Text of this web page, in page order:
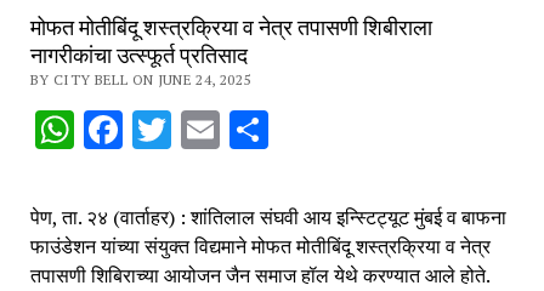
मोफत मोतीबिंदू शस्त्रक्रिया व नेत्र तपासणी शिबीराला
नागरीकांचा उत्स्फूर्त प्रतिसाद
BY CITY BELL ON JUNE 24, 2025
WhatsApp
Facebook
Twitter
EmailShare
पेण, ता. २४ (वार्ताहर) : शांतिलाल संघवी आय इन्स्टिट्यूट मुंबई व बाफना
फाउंडेशन यांच्या संयुक्त विद्यमाने मोफत मोतीबिंदू शस्त्रक्रिया व नेत्र
तपासणी शिबिराच्या आयोजन जैन समाज हॉल येथे करण्यात आले होते.